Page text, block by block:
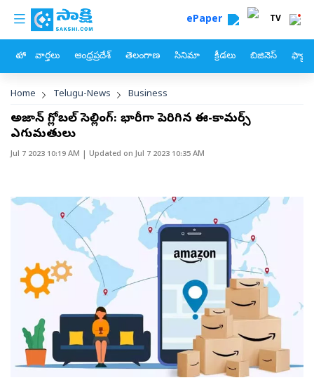
Skip to main content
custom menu ePaper TV
హోం వార్తలు ఆంధ్రప్రదేశ్ తెలంగాణ సినిమా క్రీడలు బిజినెస్
Breadcrumb
Home Telugu-News Business
అమెజాన్‌ గ్లోబల్‌ సెల్లింగ్‌: భారీగా పెరిగిన ఈ-కామర్స్‌
ఎగుమతులు
Jul 7 2023 10:19 AM | Updated onJul 7 2023 10:35 AM